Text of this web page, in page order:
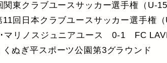
関東クラブユースサッカー選手権（U-
回日本クラブユースサッカー選手権
マリノスジュニアユース 0-1 FC
くぬぎ平スポーツ公園第3グラウンド